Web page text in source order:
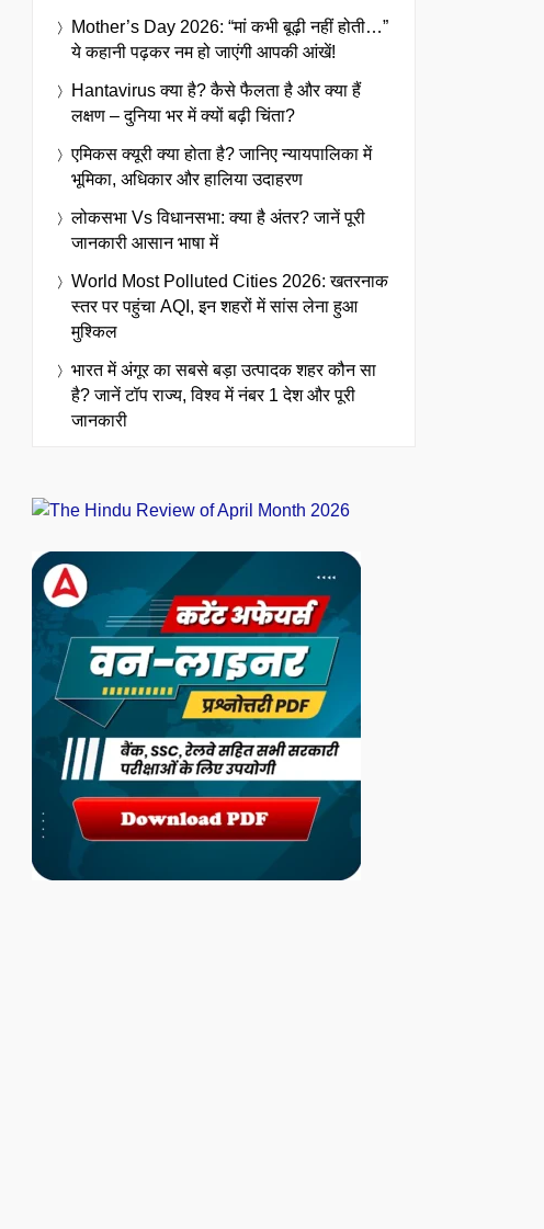
Mother’s Day 2026: “मां कभी बूढ़ी नहीं होती…”
ये कहानी पढ़कर नम हो जाएंगी आपकी आंखें!
Hantavirus क्या है? कैसे फैलता है और क्या हैं
लक्षण – दुनिया भर में क्यों बढ़ी चिंता?
एमिकस क्यूरी क्या होता है? जानिए न्यायपालिका में
भूमिका, अधिकार और हालिया उदाहरण
लोकसभा Vs विधानसभा: क्या है अंतर? जानें पूरी
जानकारी आसान भाषा में
World Most Polluted Cities 2026: खतरनाक
स्तर पर पहुंचा AQI, इन शहरों में सांस लेना हुआ
मुश्किल
भारत में अंगूर का सबसे बड़ा उत्पादक शहर कौन सा
है? जानें टॉप राज्य, विश्व में नंबर 1 देश और पूरी
जानकारी